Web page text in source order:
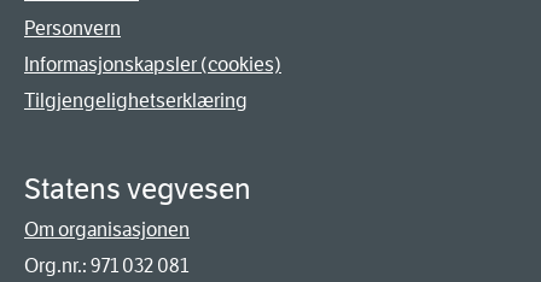
Personvern
Informasjonskapsler (cookies)
Tilgjengelighetserklæring
Statens vegvesen
Om organisasjonen
Org.nr.: 971 032 081